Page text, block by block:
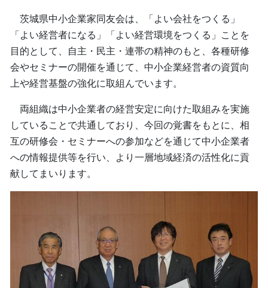
茨城県中小企業家同友会は、「よい会社をつくる」
「よい経営者になる」「よい経営環境をつくる」ことを
目的として、自主・民主・連帯の精神のもと、各種研修
会やセミナーの開催を通じて、中小企業経営者の資質向
上や経営基盤の強化に取組んでいます。
両組織は中小企業者の経営安定に向けた取組みを実施
していることで共通しており、今回の覚書をもとに、相
互の研修会・セミナーへの参加などを通じて中小企業者
への情報提供等を行い、より一層地域経済の活性化に貢
献してまいります。